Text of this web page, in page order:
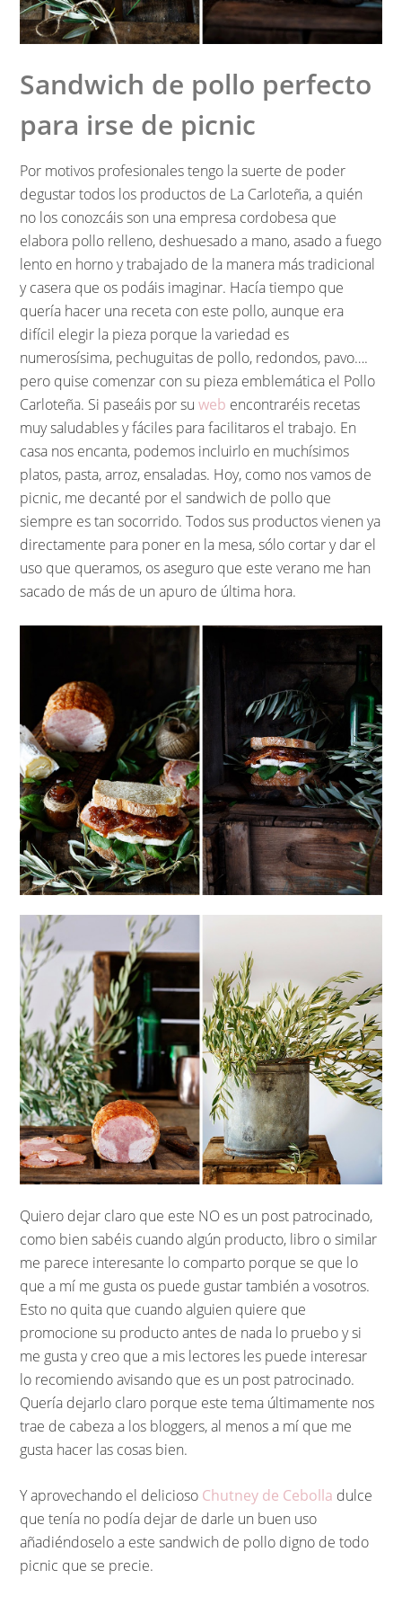
Sandwich de pollo perfecto
para irse de picnic
Por motivos profesionales tengo la suerte de poder
degustar todos los productos de La Carloteña, a quién
no los conozcáis son una empresa cordobesa que
elabora pollo relleno, deshuesado a mano, asado a fuego
lento en horno y trabajado de la manera más tradicional
y casera que os podáis imaginar. Hacía tiempo que
quería hacer una receta con este pollo, aunque era
difícil elegir la pieza porque la variedad es
numerosísima, pechuguitas de pollo, redondos, pavo….
pero quise comenzar con su pieza emblemática el Pollo
Carloteña. Si paseáis por su web encontraréis recetas
muy saludables y fáciles para facilitaros el trabajo. En
casa nos encanta, podemos incluirlo en muchísimos
platos, pasta, arroz, ensaladas. Hoy, como nos vamos de
picnic, me decanté por el sandwich de pollo que
siempre es tan socorrido. Todos sus productos vienen ya
directamente para poner en la mesa, sólo cortar y dar el
uso que queramos, os aseguro que este verano me han
sacado de más de un apuro de última hora.
Quiero dejar claro que este NO es un post patrocinado,
como bien sabéis cuando algún producto, libro o similar
me parece interesante lo comparto porque se que lo
que a mí me gusta os puede gustar también a vosotros.
Esto no quita que cuando alguien quiere que
promocione su producto antes de nada lo pruebo y si
me gusta y creo que a mis lectores les puede interesar
lo recomiendo avisando que es un post patrocinado.
Quería dejarlo claro porque este tema últimamente nos
trae de cabeza a los bloggers, al menos a mí que me
gusta hacer las cosas bien.
Y aprovechando el delicioso Chutney de Cebolla dulce
que tenía no podía dejar de darle un buen uso
añadiéndoselo a este sandwich de pollo digno de todo
picnic que se precie.